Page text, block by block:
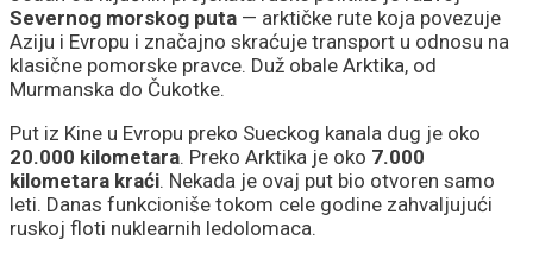
Severnog morskog puta — arktičke rute koja povezuje
Aziju i Evropu i značajno skraćuje transport u odnosu na
klasične pomorske pravce. Duž obale Arktika, od
Murmanska do Čukotke.
Put iz Kine u Evropu preko Sueckog kanala dug je oko
20.000 kilometara. Preko Arktika je oko 7.000
kilometara kraći. Nekada je ovaj put bio otvoren samo
leti. Danas funkcioniše tokom cele godine zahvaljujući
ruskoj floti nuklearnih ledolomaca.